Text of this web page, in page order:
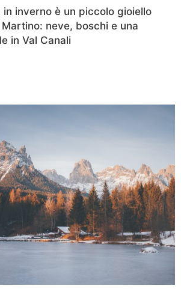
in inverno è un piccolo gioiello
neve, boschi e una
in Val Canali